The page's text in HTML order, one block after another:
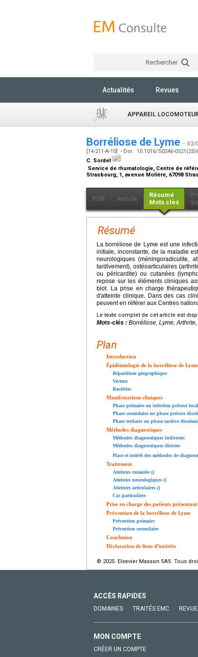
Rechercher
Actualités Revues
APPAREIL
Borréliose de Lyme - 03/
[14-211-A-10] - Doi : 10.1016/S0246-
C. Sordet
Service de rhumatologie, Centre de
Strasbourg, 1, avenue Molière, 67098
PDF Article
Résumé
Mots clés
Résumé
La borréliose de Lyme est une
initiale, inconstante, de la maladie
neurologiques (méningoradiculite,
tardivement), ostéoarticulaires
ou péricardite) ou cutanées
repose sur les éléments cliniques
blot. La prise en charge
d'atteinte clinique. Dans des cas
peuvent en référer aux Centres
Le texte complet de cet article est
Mots-clés : Borréliose, Lyme,
Plan
Introduction
Épidémiologie de la borréliose de Lyme
Répartition géographique
Vecteur
Bactéries
Manifestations cliniques
Phase primaire ou infection précoce
Phase secondaire ou phase précoce
Phase tertiaire ou phase tardive
Méthodes diagnostiques
Méthodes diagnostiques indirectes
Méthodes diagnostiques directes
Place et intérêt des méthodes de
Traitement
Atteintes cutanées ()
Atteintes neurologiques ()
Atteintes articulaires ()
Cas particuliers
Prise en charge des patients
Prévention de la borréliose de Lyme
Prévention primaire
Prévention secondaire
Conclusion
Déclaration de liens d'intérêts
© 2025 Elsevier Masson SAS. Tous
ACCÈS RAPIDES
DOMAINES TRAITÉS EMC
MON COMPTE
CRÉER UN COMPTE